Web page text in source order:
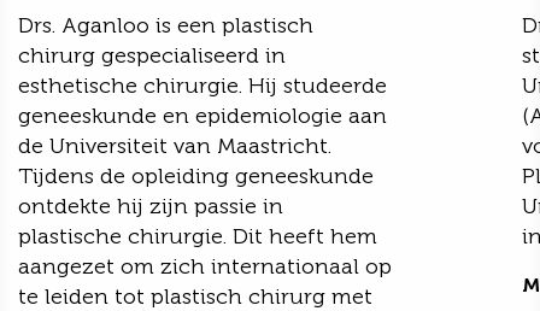
Drs. Aganloo is een plastisch
chirurg gespecialiseerd in
esthetische chirurgie. Hij studeerde
geneeskunde en epidemiologie aan
de Universiteit van Maastricht.
Tijdens de opleiding geneeskunde
ontdekte hij zijn passie in
plastische chirurgie. Dit heeft hem
aangezet om zich internationaal op
te leiden tot plastisch chirurg met